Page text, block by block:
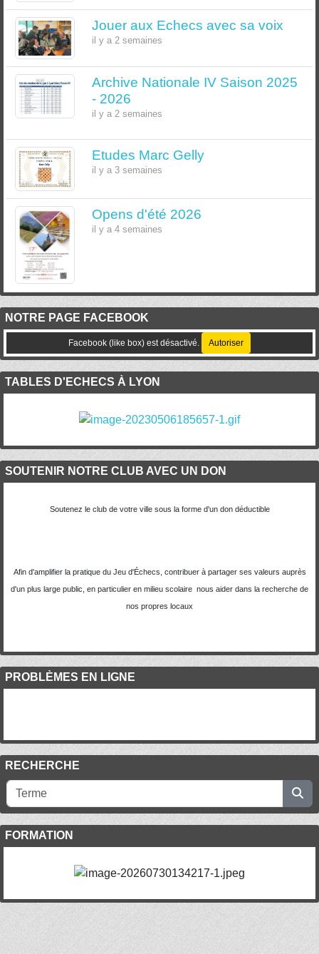
Jouer aux Echecs avec sa voix
il y a 2 semaines
Archive Nationale IV Saison 2025
- 2026
il y a 2 semaines
Etudes Marc Gelly
il y a 3 semaines
Opens d'été 2026
il y a 4 semaines
NOTRE PAGE FACEBOOK
Facebook (like box) est désactivé. Autoriser
TABLES D'ECHECS À LYON
SOUTENIR NOTRE CLUB AVEC UN DON
Soutenez le club de votre ville sous la forme d'un don déductible
Afin d'amplifier la pratique du Jeu d'Échecs, contribuer à partager ses valeurs auprès
d'un plus large public, en particulier en milieu scolaire nous aider dans la recherche de
nos propres locaux
PROBLÈMES EN LIGNE
RECHERCHE
FORMATION